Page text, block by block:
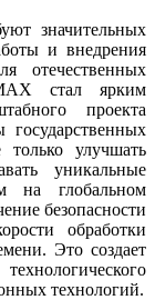
значительных
и внедрения
отечественных
стал ярким
проекта
государственных
улучшать
уникальные
на глобальном
безопасности
обработки
Это создает
технологий.